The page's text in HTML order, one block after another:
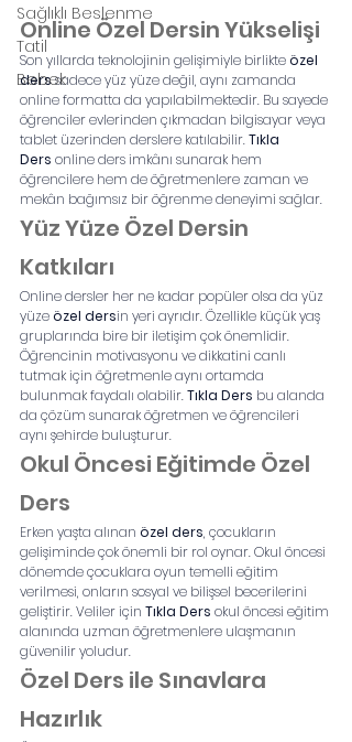
Sağlıklı Beslenme
Tatil
Bebek
Online Özel Dersin Yükselişi
Son yıllarda teknolojinin gelişimiyle birlikte özel
ders sadece yüz yüze değil, aynı zamanda
online formatta da yapılabilmektedir. Bu sayede
öğrenciler evlerinden çıkmadan bilgisayar veya
tablet üzerinden derslere katılabilir. Tıkla
Ders online ders imkânı sunarak hem
öğrencilere hem de öğretmenlere zaman ve
mekân bağımsız bir öğrenme deneyimi sağlar.
Yüz Yüze Özel Dersin
Katkıları
Online dersler her ne kadar popüler olsa da yüz
yüze özel dersin yeri ayrıdır. Özellikle küçük yaş
gruplarında bire bir iletişim çok önemlidir.
Öğrencinin motivasyonu ve dikkatini canlı
tutmak için öğretmenle aynı ortamda
bulunmak faydalı olabilir. Tıkla Ders bu alanda
da çözüm sunarak öğretmen ve öğrencileri
aynı şehirde buluşturur.
Okul Öncesi Eğitimde Özel
Ders
Erken yaşta alınan özel ders, çocukların
gelişiminde çok önemli bir rol oynar. Okul öncesi
dönemde çocuklara oyun temelli eğitim
verilmesi, onların sosyal ve bilişsel becerilerini
geliştirir. Veliler için Tıkla Ders okul öncesi eğitim
alanında uzman öğretmenlere ulaşmanın
güvenilir yoludur.
Özel Ders ile Sınavlara
Hazırlık